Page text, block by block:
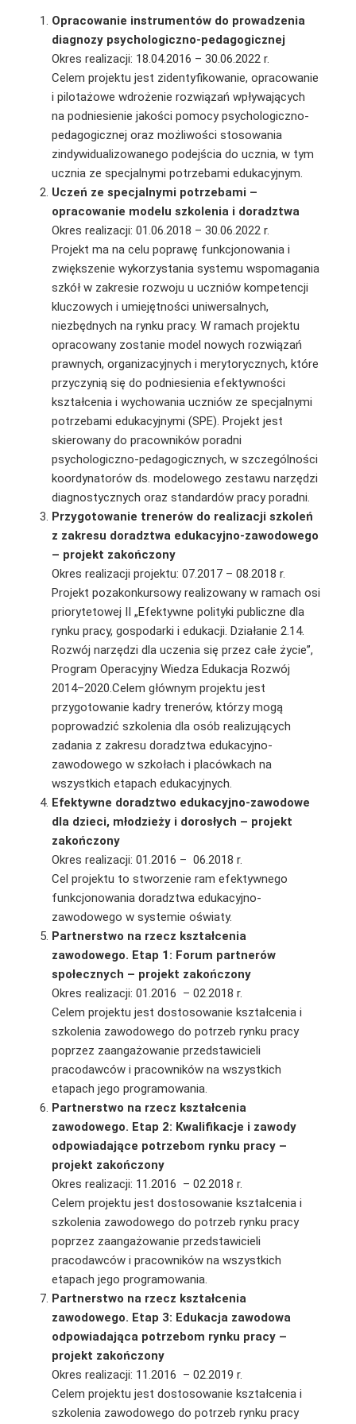
Opracowanie instrumentów do prowadzenia
diagnozy psychologiczno-pedagogicznej
Okres realizacji: 18.04.2016 – 30.06.2022 r.
Celem projektu jest zidentyfikowanie, opracowanie
i pilotażowe wdrożenie rozwiązań wpływających
na podniesienie jakości pomocy psychologiczno-
pedagogicznej oraz możliwości stosowania
zindywidualizowanego podejścia do ucznia, w tym
ucznia ze specjalnymi potrzebami edukacyjnym.
Uczeń ze specjalnymi potrzebami –
opracowanie modelu szkolenia i doradztwa
Okres realizacji: 01.06.2018 – 30.06.2022 r.
Projekt ma na celu poprawę funkcjonowania i
zwiększenie wykorzystania systemu wspomagania
szkół w zakresie rozwoju u uczniów kompetencji
kluczowych i umiejętności uniwersalnych,
niezbędnych na rynku pracy. W ramach projektu
opracowany zostanie model nowych rozwiązań
prawnych, organizacyjnych i merytorycznych, które
przyczynią się do podniesienia efektywności
kształcenia i wychowania uczniów ze specjalnymi
potrzebami edukacyjnymi (SPE). Projekt jest
skierowany do pracowników poradni
psychologiczno-pedagogicznych, w szczególności
koordynatorów ds. modelowego zestawu narzędzi
diagnostycznych oraz standardów pracy poradni.
Przygotowanie trenerów do realizacji szkoleń
z zakresu doradztwa edukacyjno-zawodowego
– projekt zakończony
Okres realizacji projektu: 07.2017 – 08.2018 r.
Projekt pozakonkursowy realizowany w ramach osi
priorytetowej II „Efektywne polityki pu­bliczne dla
rynku pracy, gospodarki i edukacji. Działanie 2.14.
Rozwój narzędzi dla uczenia się przez całe życie”,
Program Operacyjny Wiedza Edukacja Rozwój
2014–2020.Celem głównym projektu jest
przygotowanie kadry trenerów, którzy mogą
poprowadzić szkolenia dla osób realizujących
zadania z zakresu doradztwa edukacyjno-
zawodowego w szkołach i placówkach na
wszystkich etapach edukacyjnych.
Efektywne doradztwo edukacyjno-zawodowe
dla dzieci, młodzieży i dorosłych – projekt
zakończony
Okres realizacji: 01.2016 – 06.2018 r.
Cel projektu to stworzenie ram efektywnego
funkcjonowania doradztwa edukacyjno-
zawodowego w systemie oświaty.
Partnerstwo na rzecz kształcenia
zawodowego. Etap 1: Forum partnerów
społecznych – projekt zakończony
Okres realizacji: 01.2016 – 02.2018 r.
Celem projektu jest dostosowanie kształcenia i
szkolenia zawodowego do potrzeb rynku pracy
poprzez zaangażowanie przedstawicieli
pracodawców i pracowników na wszystkich
etapach jego programowania.
Partnerstwo na rzecz kształcenia
zawodowego. Etap 2: Kwalifikacje i zawody
odpowiadające potrzebom rynku pracy –
projekt zakończony
Okres realizacji: 11.2016 – 02.2018 r.
Celem projektu jest dostosowanie kształcenia i
szkolenia zawodowego do potrzeb rynku pracy
poprzez zaangażowanie przedstawicieli
pracodawców i pracowników na wszystkich
etapach jego programowania.
Partnerstwo na rzecz kształcenia
zawodowego. Etap 3: Edukacja zawodowa
odpowiadająca potrzebom rynku pracy –
projekt zakończony
Okres realizacji: 11.2016 – 02.2019 r.
Celem projektu jest dostosowanie kształcenia i
szkolenia zawodowego do potrzeb rynku pracy